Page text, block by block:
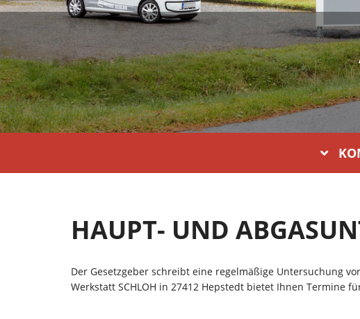
HAUPT- UND
Der Gesetzgeber schreibt eine regelmäßige Untersuchung
Werkstatt SCHLOH in 27412 Hepstedt bietet Ihnen Termine